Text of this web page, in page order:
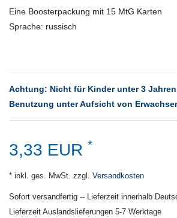
Eine Boosterpackung mit 15 MtG Karten
Sprache: russisch
Achtung: Nicht für Kinder unter 3
Benutzung unter Aufsicht von
3,33 EUR *
* inkl. ges. MwSt. zzgl. Versandkosten
Sofort versandfertig -- Lieferzeit innerhalb
Lieferzeit Auslandslieferungen 5-7 Werktage